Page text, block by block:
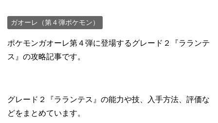
ガオーレ（第４弾ポケモン）
ポケモンガオーレ第４弾に登場するグレード２『ラランテ
ス』の攻略記事です。
グレード２『ラランテス』の能力や技、入手方法、評価な
どをまとめています。